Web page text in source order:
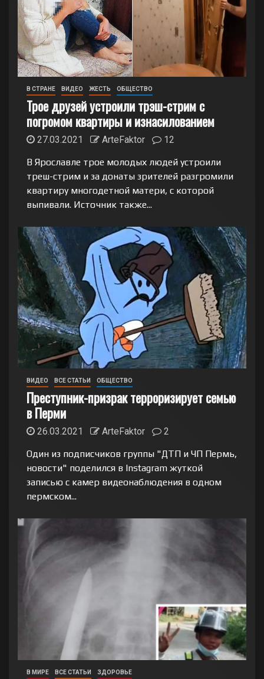
В СТРАНЕ ВИДЕО ЖЕСТЬ ОБЩЕСТВО
Трое друзей устроили трэш-стрим с
погромом квартиры и изнасилованием
27.03.2021 ArteFaktor
12
В Ярославле трое молодых людей устроили
треш-стрим и за донаты зрителей разгромили
квартиру многодетной матери, с которой
выпивали. Источник также...
ВИДЕО ВСЕ СТАТЬИ ОБЩЕСТВО
Преступник-призрак терроризирует семью
в Перми
26.03.2021 ArteFaktor
2
Один из подписчиков группы "ДТП и ЧП Пермь,
новости" поделился в Instagram жуткой
записью с камер видеонаблюдения в одном
пермском...
В МИРЕ ВСЕ СТАТЬИ ЗДОРОВЬЕ